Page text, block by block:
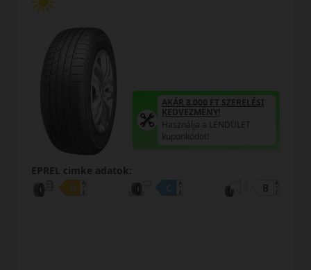
AKÁR 8.000 FT SZERELÉSI
KEDVEZMÉNY!
Használja a LENDÜLET
kuponkódot!
EPREL cimke adatok: